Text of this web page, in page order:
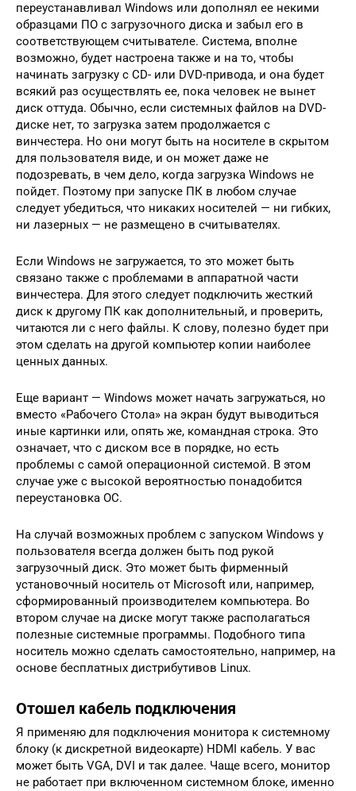
переустанавливал Windows или дополнял ее некими
образцами ПО с загрузочного диска и забыл его в
соответствующем считывателе. Система, вполне
возможно, будет настроена также и на то, чтобы
начинать загрузку с CD- или DVD-привода, и она будет
всякий раз осуществлять ее, пока человек не вынет
диск оттуда. Обычно, если системных файлов на DVD-
диске нет, то загрузка затем продолжается с
винчестера. Но они могут быть на носителе в скрытом
для пользователя виде, и он может даже не
подозревать, в чем дело, когда загрузка Windows не
пойдет. Поэтому при запуске ПК в любом случае
следует убедиться, что никаких носителей — ни гибких,
ни лазерных — не размещено в считывателях.
Если Windows не загружается, то это может быть
связано также с проблемами в аппаратной части
винчестера. Для этого следует подключить жесткий
диск к другому ПК как дополнительный, и проверить,
читаются ли с него файлы. К слову, полезно будет при
этом сделать на другой компьютер копии наиболее
ценных данных.
Еще вариант — Windows может начать загружаться, но
вместо «Рабочего Стола» на экран будут выводиться
иные картинки или, опять же, командная строка. Это
означает, что с диском все в порядке, но есть
проблемы с самой операционной системой. В этом
случае уже с высокой вероятностью понадобится
переустановка ОС.
На случай возможных проблем с запуском Windows у
пользователя всегда должен быть под рукой
загрузочный диск. Это может быть фирменный
установочный носитель от Microsoft или, например,
сформированный производителем компьютера. Во
втором случае на диске могут также располагаться
полезные системные программы. Подобного типа
носитель можно сделать самостоятельно, например, на
основе бесплатных дистрибутивов Linux.
Отошел кабель подключения
Я применяю для подключения монитора к системному
блоку (к дискретной видеокарте) HDMI кабель. У вас
может быть VGA, DVI и так далее. Чаще всего, монитор
не работает при включенном системном блоке, именно